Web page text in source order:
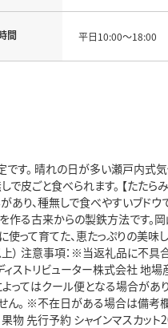
間 平日10:00～18:00
す。 晴れの日が多い瀬戸内式
皮ごと食べられます。 【たたら
あり、種無しで食べやすいブド
を作る古来からの製鉄方法です。
って育てた、恵たっぷりの美味
上） 注意事項：※当返礼品に不
ィストリビューター株式会社
ってはクール便となる場合が
ん。 ※不在日がある場合は備考欄
果物 先行予約 シャインマスカッ